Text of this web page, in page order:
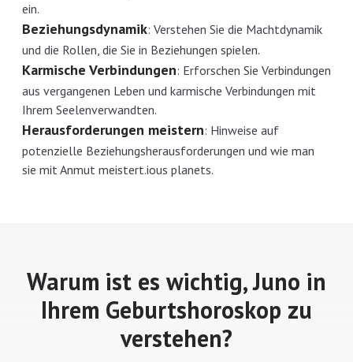
ein.
Beziehungsdynamik: Verstehen Sie die Machtdynamik
und die Rollen, die Sie in Beziehungen spielen.
Karmische Verbindungen: Erforschen Sie Verbindungen
aus vergangenen Leben und karmische Verbindungen mit
Ihrem Seelenverwandten.
Herausforderungen meistern: Hinweise auf
potenzielle Beziehungsherausforderungen und wie man
sie mit Anmut meistert.ious planets.
Warum ist es wichtig, Juno in
Ihrem Geburtshoroskop zu
verstehen?